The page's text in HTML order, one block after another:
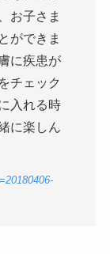
お子さま
ができま
に疾患が
チェック
入れる時
に楽しん